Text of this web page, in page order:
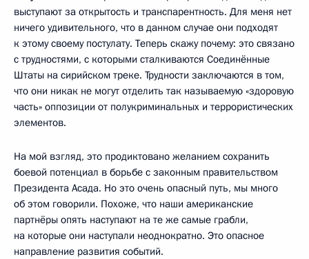
выступают за открытость и транспарентность. Для меня нет
ничего удивительного, что в данном случае они подходят
к этому своему постулату. Теперь скажу почему: это связано
с трудностями, с которыми сталкиваются Соединённые
Штаты на сирийском треке. Трудности заключаются в том,
что они никак не могут отделить так называемую «здоровую
часть» оппозиции от полукриминальных и террористических
элементов.
На мой взгляд, это продиктовано желанием сохранить
боевой потенциал в борьбе с законным правительством
Президента Асада. Но это очень опасный путь, мы много
об этом говорили. Похоже, что наши американские
партнёры опять наступают на те же самые грабли,
на которые они наступали неоднократно. Это опасное
направление развития событий.